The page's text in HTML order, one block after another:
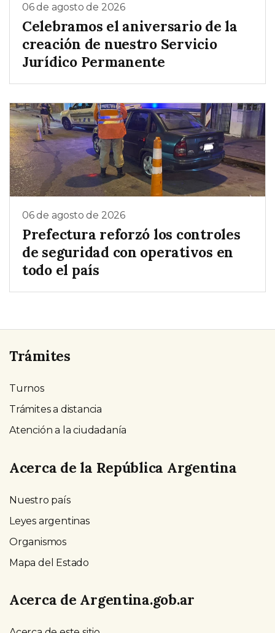
06 de agosto de 2026
Celebramos el aniversario de la
creación de nuestro Servicio
Jurídico Permanente
06 de agosto de 2026
Prefectura reforzó los controles
de seguridad con operativos en
todo el país
Trámites
Turnos
Trámites a distancia
Atención a la ciudadanía
Acerca de la República Argentina
Nuestro país
Leyes argentinas
Organismos
Mapa del Estado
Acerca de Argentina.gob.ar